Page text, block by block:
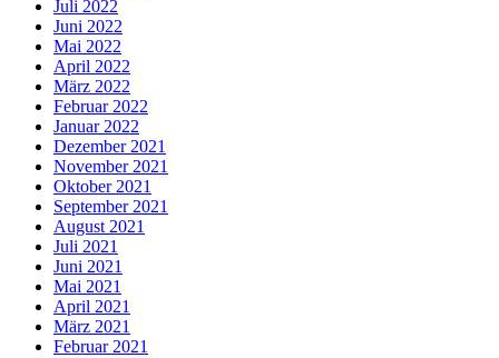
Juli 2022
Juni 2022
Mai 2022
April 2022
März 2022
Februar 2022
Januar 2022
Dezember 2021
November 2021
Oktober 2021
September 2021
August 2021
Juli 2021
Juni 2021
Mai 2021
April 2021
März 2021
Februar 2021